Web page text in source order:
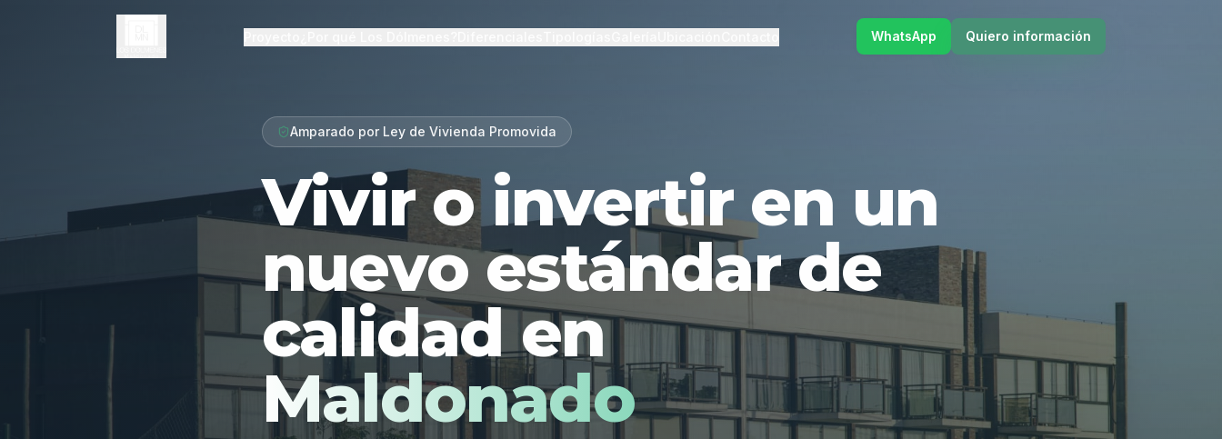
WhatsApp Quiero información
Amparado por Ley de Vivienda Promovida
Vivir o invertir en un
nuevo estándar de
calidad en
Maldonado